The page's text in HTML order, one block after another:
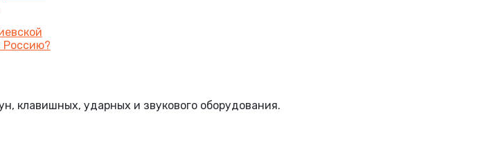
Россию?
клавишных, ударных и звукового оборудования.